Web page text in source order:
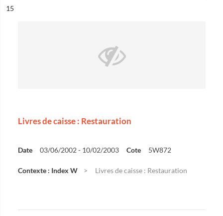
n°
15
Livres de caisse : Restauration
Date 03/06/2002 - 10/02/2003 Cote 5W872
Contexte : Index W Livres de caisse : Restauration